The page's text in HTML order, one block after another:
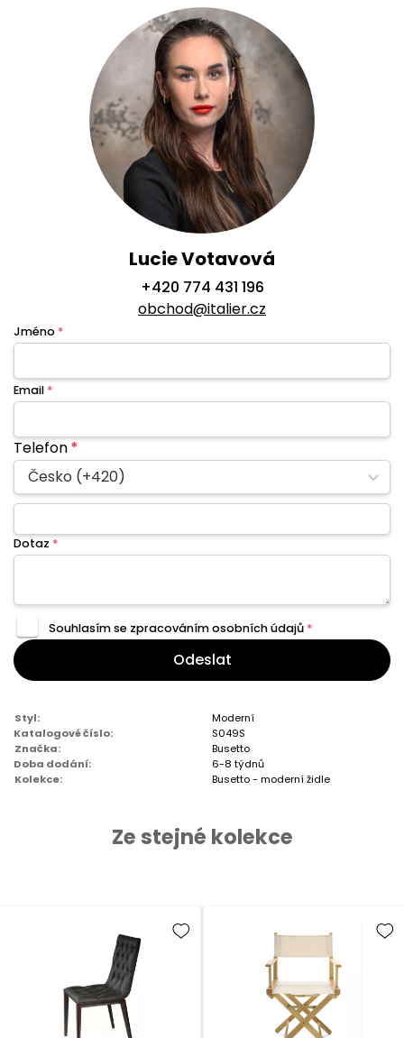
Lucie Votavová
+420 774 431 196
obchod@italier.cz
Jméno *
Email *
Telefon*
Česko (+420)
Dotaz *
Souhlasím se zpracovánímosobních údajů *
Odeslat
Styl:
Moderní
Katalogové číslo:
S049S
Značka:
Busetto
Doba dodání:
6-8 týdnů
Kolekce:
Busetto - moderní židle
Ze stejné kolekce